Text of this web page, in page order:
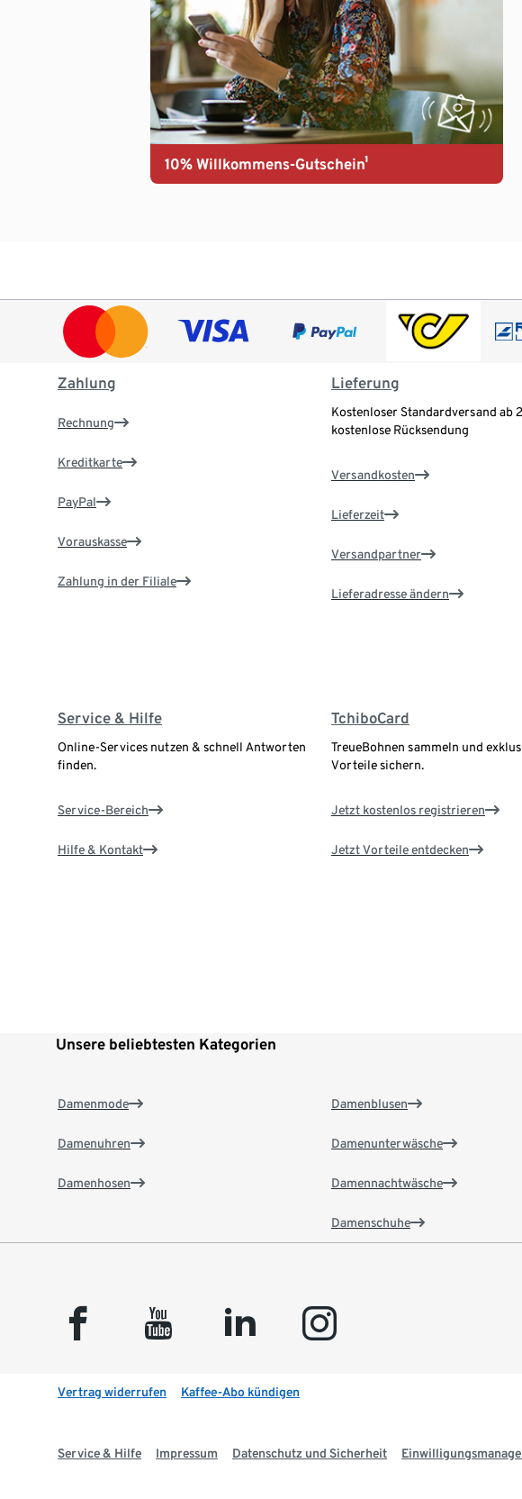
10% Willkommens-Gutschein¹
Zahlung
Rechnung
Kreditkarte
PayPal
Vorauskasse
Zahlung in der Filiale
Lieferung
Kostenloser Standardversand ab
kostenlose Rücksendung
Versandkosten
Lieferzeit
Versandpartner
Lieferadresse ändern
Service & Hilfe
Online-Services nutzen & schnell Antworten
finden.
Service-Bereich
Hilfe & Kontakt
TchiboCard
TreueBohnen sammeln und
Vorteile sichern.
Jetzt kostenlos registrieren
Jetzt Vorteile entdecken
Unsere beliebtesten Kategorien
Damenmode
Damenuhren
Damenhosen
Damenblusen
Damenunterwäsche
Damennachtwäsche
Damenschuhe
facebook youtube linkedin instagram
Vertrag widerrufen Kaffee-Abo kündigen
Service & Hilfe Impressum Datenschutz und Sicherheit